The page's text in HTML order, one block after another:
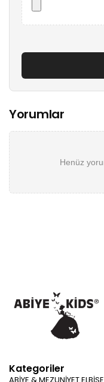
Yorumlar
Henüz
Kategoriler